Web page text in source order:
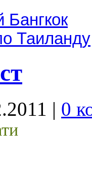
Бангкок
Таиланду
| 0